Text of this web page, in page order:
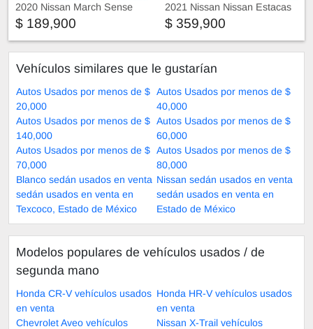
2020 Nissan March Sense
$ 189,900
2021 Nissan Nissan Estacas
$ 359,900
Vehículos similares que le gustarían
Autos Usados por menos de $
20,000
Autos Usados por menos de $
40,000
Autos Usados por menos de $
140,000
Autos Usados por menos de $
60,000
Autos Usados por menos de $
70,000
Autos Usados por menos de $
80,000
Blanco sedán usados en venta Nissan sedán usados en venta
sedán usados en venta en
Texcoco, Estado de México
sedán usados en venta en
Estado de México
Modelos populares de vehículos usados ​​/ de
segunda mano
Honda CR-V vehículos usados
en venta
Honda HR-V vehículos usados
en venta
Chevrolet Aveo vehículos
Nissan X-Trail vehículos